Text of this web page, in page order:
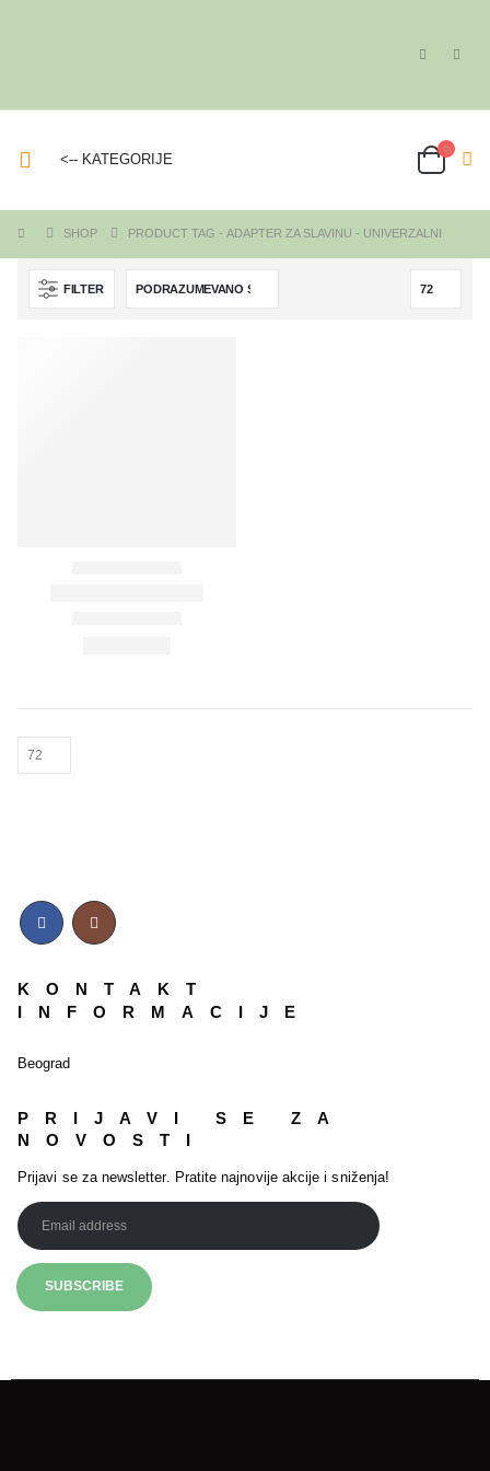
<-- KATEGORIJE
SHOP PRODUCT TAG - ADAPTER ZA SLAVINU - UNIVERZALNI
FILTER
KONTAKT
INFORMACIJE
Beograd
PRIJAVI SE ZA
NOVOSTI
Prijavi se za newsletter. Pratite najnovije akcije i sniženja!